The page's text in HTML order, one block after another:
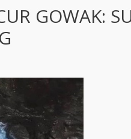
GOWAK: